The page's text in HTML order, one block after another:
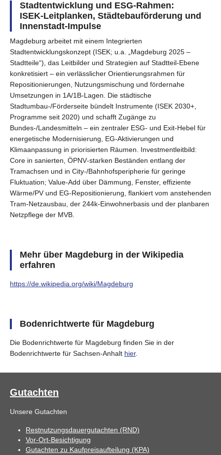
Stadtentwicklung und ESG‑Rahmen:
ISEK‑Leitplanken, Städtebauförderung und
Innenstadt‑Impulse
Magdeburg arbeitet mit einem Integrierten
Stadtentwicklungskonzept (ISEK; u.a. „Magdeburg 2025 –
Stadtteile“), das Leitbilder und Strategien auf Stadtteil‑Ebene
konkretisiert – ein verlässlicher Orientierungsrahmen für
Repositionierungen, Nutzungsmischung und fördernahe
Umsetzungen in 1A/1B‑Lagen. Die städtische
Stadtumbau‑/Förderseite bündelt Instrumente (ISEK 2030+,
Programme seit 2020) und schafft Zugänge zu
Bundes‑/Landesmitteln – ein zentraler ESG‑ und Exit‑Hebel für
energetische Modernisierung, EG‑Aktivierungen und
Klimaanpassung in priorisierten Räumen. Investmentleitbild:
Core in sanierten, ÖPNV‑starken Beständen entlang der
Tramachsen und in City‑/Bahnhofsperipherie für geringe
Fluktuation; Value‑Add über Dämmung, Fenster, effiziente
Wärme/PV und EG‑Repositionierung, flankiert vom anstehenden
Tram‑Netzausbau, der 244k‑Einwohnerbasis und der planbaren
Netzpflege der MVB.
Mehr über Magdeburg in der Wikipedia
erfahren
https://de.wikipedia.org/wiki/Magdeburg
Bodenrichtwerte für Magdeburg
Die Bodenrichtwerte für Magdeburg finden Sie in der
Bodenrichtwerte für Sachsen-Anhalt hier.
Gutachten
Unsere Gutachten
Restnutzungsdauergutachten (RND)
Vor-Ort-Besichtigung
Gutachten zu Kaufpreisaufteilung (KPA)